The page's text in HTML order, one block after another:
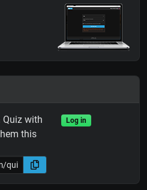
Quiz with
this
Log in